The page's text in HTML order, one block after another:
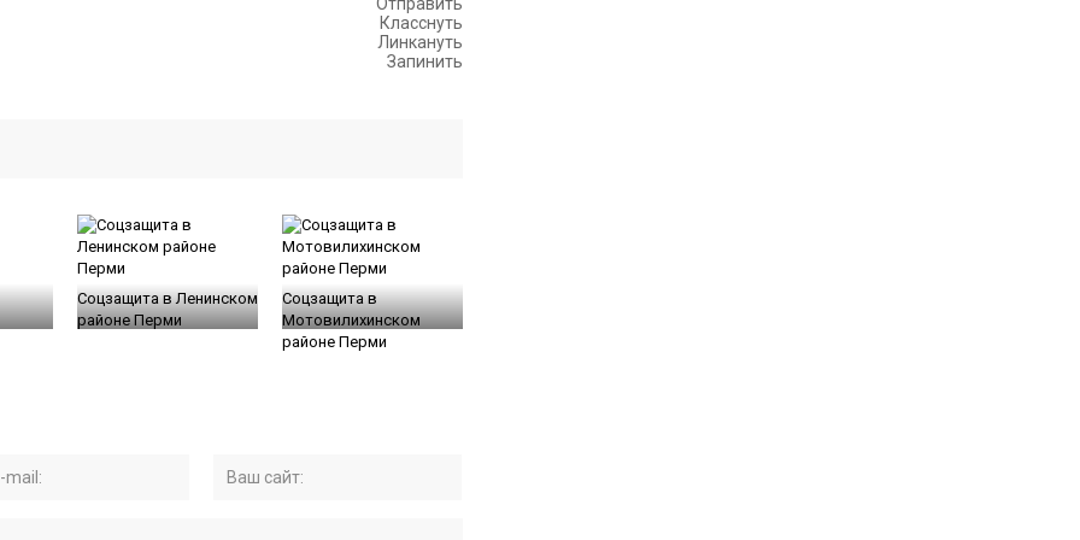
Класснуть
Линкануть
Запинить
Соцзащита в Ленинском
районе Перми
Соцзащита в
Мотовилихинском
районе Перми